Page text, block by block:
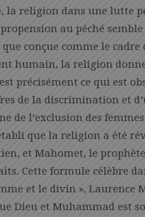
la religion dans une lutte
au péché
conçue comme le
humain, la religion
précisément ce qui est
de la discrimination et
de l’exclusion des
que la religion a été
et Mahomet, le
Cette formule célèbre
et le divin », Laurence
Dieu et Muhammad est